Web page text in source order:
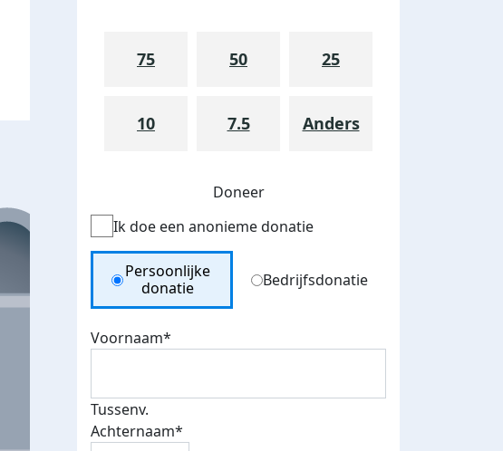
75 50 25
10 7.5 Anders
Doneer
Ik doe een anonieme donatie
Donation Type
Persoonlijke
donatie
Bedrijfsdonatie
Voornaam*
Tussenv.
Achternaam*